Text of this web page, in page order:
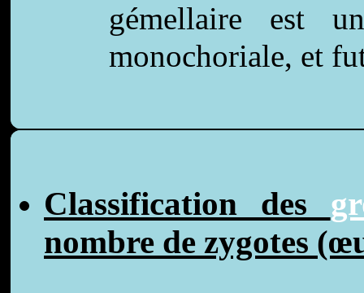
gémellaire est
monochoriale, et
Classification des
nombre de zygotes